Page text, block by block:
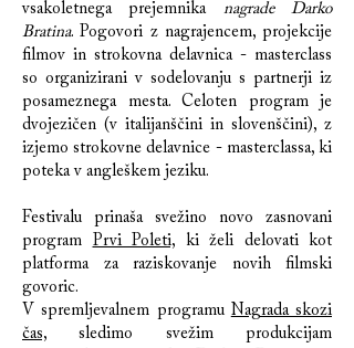
vsakoletnega prejemnika nagrade Darko
Bratina. Pogovori z nagrajencem, projekcije
filmov in strokovna delavnica - masterclass
so organizirani v sodelovanju s partnerji iz
posameznega mesta. Celoten program je
dvojezičen (v italijanščini in slovenščini), z
izjemo strokovne delavnice - masterclassa, ki
poteka v angleškem jeziku.
Festivalu prinaša svežino novo zasnovani
program Prvi Poleti, ki želi delovati kot
platforma za raziskovanje novih filmski
govoric.
V spremljevalnem programu Nagrada skozi
čas, sledimo svežim produkcijam